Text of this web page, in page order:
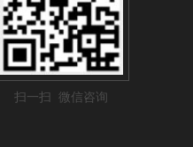
扫一扫 微信咨询